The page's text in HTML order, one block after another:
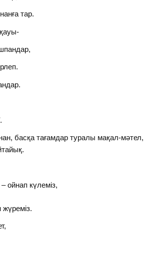
тар.
басқа тағамдар туралы мақал-мәтел,
ойнап күлеміз,
жүреміз.